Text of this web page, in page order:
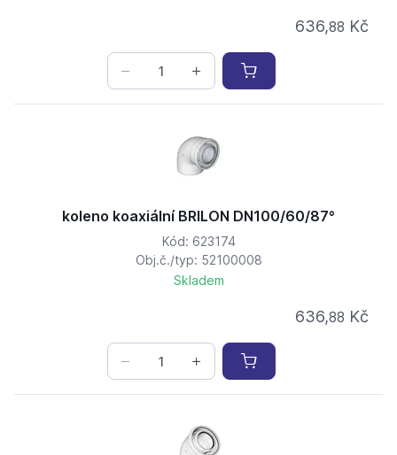
636,88 Kč
koleno koaxiální BRILON DN100/60/87°
Kód: 623174
Obj.č./typ: 52100008
Skladem
636,88 Kč